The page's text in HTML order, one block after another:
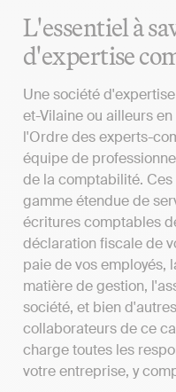
L'essentiel à
d'expertise
Une société
et-Vilaine ou ailleurs
l'Ordre des experts-
équipe de
de la comptabilité.
gamme étendue de
écritures comptables
déclaration fiscale de
paie de vos employés,
matière de gestion,
société, et bien
collaborateurs de ce
charge toutes les
votre entreprise, y